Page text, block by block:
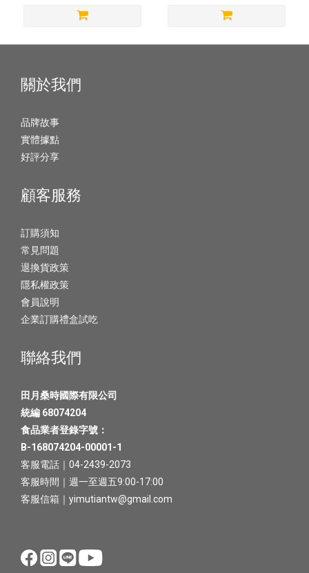
關於我們
品牌故事
實體據點
好評分享
顧客服務
訂購須知
常見問題
退換貨政策
隱私權政策
會員說明
企業訂購禮盒試吃
聯絡我們
田月桑時國際有限公司
統編 68074204
食品業者登錄字號：
B-168074204-00001-1
客服電話｜04-2439-2073
客服時間｜週一至週五9:00-17:00
客服信箱｜yimutiantw@gmail.com